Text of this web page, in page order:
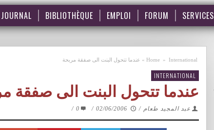
JOURNAL BIBLIOTHÈQUE EMPLOI FORUM SERVICES
Home » International
» عندما تتحول البنت الى صفقة مربحة
INTERNATIONAL
عندما تتحول البنت الى صفقة
عبد المجيد طعام /
02/06/2006
/
0
/